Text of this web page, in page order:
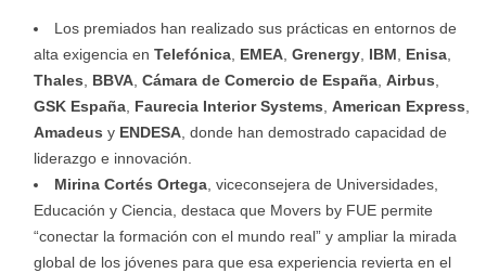
Los premiados han realizado sus prácticas en entornos de
alta exigencia en Telefónica, EMEA, Grenergy, IBM, Enisa,
Thales, BBVA, Cámara de Comercio de España, Airbus,
GSK España, Faurecia Interior Systems, American Express,
Amadeus y ENDESA, donde han demostrado capacidad de
liderazgo e innovación.
Mirina Cortés Ortega, viceconsejera de Universidades,
Educación y Ciencia, destaca que Movers by FUE permite
“conectar la formación con el mundo real” y ampliar la mirada
global de los jóvenes para que esa experiencia revierta en el